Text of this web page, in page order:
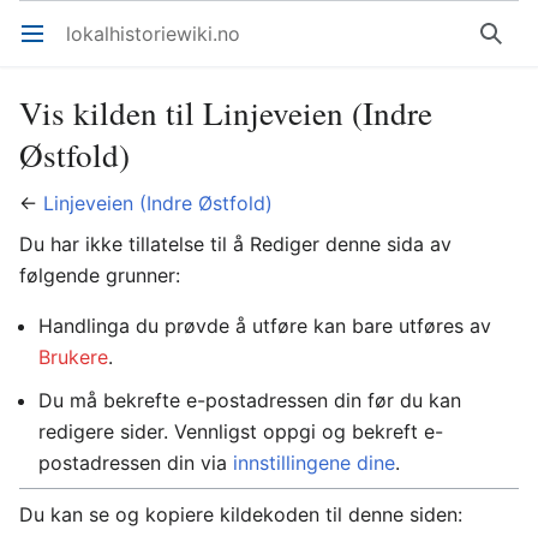
Åpne hovedmenyen lokalhistoriewiki.no Søk
Vis kilden til Linjeveien (Indre
Østfold)
← Linjeveien (Indre Østfold)
Du har ikke tillatelse til å Rediger denne sida av
følgende grunner:
Handlinga du prøvde å utføre kan bare utføres av
Brukere.
Du må bekrefte e-postadressen din før du kan
redigere sider. Vennligst oppgi og bekreft e-
postadressen din via innstillingene dine.
Du kan se og kopiere kildekoden til denne siden: